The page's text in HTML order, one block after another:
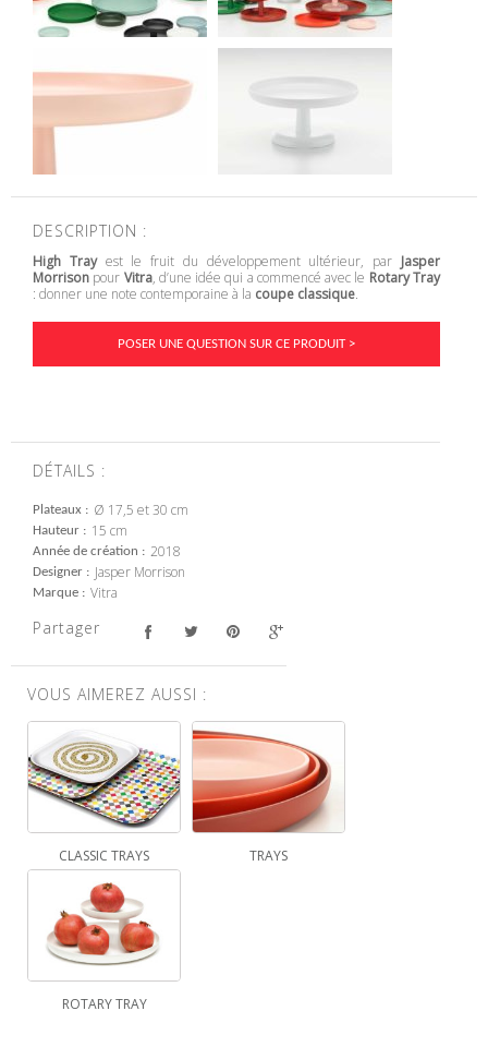
DESCRIPTION :
High Trayest le fruit du développement ultérieur, par Jasper
Morrison pour Vitra, d’une idée qui a commencé avec le Rotary Tray
: donner une note contemporaine à la coupe classique.
POSER UNE QUESTION SUR CE PRODUIT >
DÉTAILS :
Plateaux Ø 17,5 et 30 cm
Hauteur 15 cm
Année de création 2018
Designer Jasper Morrison
Marque Vitra
Partager
VOUS AIMEREZ AUSSI :
CLASSIC TRAYS TRAYS
ROTARY TRAY